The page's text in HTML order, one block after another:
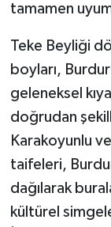
tamamen
Teke Beyliği
boyları,
geleneksel
doğrudan
Karakoyunlu
taifeleri,
dağılarak
kültürel